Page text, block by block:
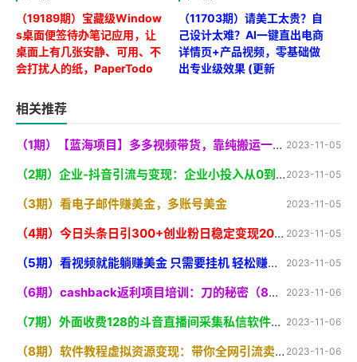
（19189期）宝藏级Window
s桌面便签待办笔记应用，让
桌面上有几张安静、可用、不
会打扰人的纸，PaperTodo
（11703期）请美工太贵？自
己设计太难？AI一键直出电商
详情页+产品视频，零基础做
出专业级效果 (更新
相关推荐
2023-11-05
（1期）【蓝海项目】多多视频带货，靠纯搬运一个月搞5w，新手小白也能操作【揭秘
2023-11-05
（2期）企业-抖音引流与变现：企业小投入从0到1玩转短视频 各行业知视频变现实战
2023-11-05
（3期）看电子邮件赚美金，多账号美金
2023-11-05
（4期）今日头条日引300+创业粉日稳定变现2000+无需写作纯搬运
2023-11-05
（5期）看视频就能躺赚美金 只需要挂机 轻松赚取100到200美刀 可以直接提现
2023-11-06
（6期）cashback返利项目培训：刀的秘密（8节课
2023-11-06
（7期）外面收费128的斗音直播间采集私信软件，下载视频+一键采集+一键私信【采
2023-11-06
（8期）软件教程虚拟资源变现：带你全网引流卖虚拟资源软件，（11节课